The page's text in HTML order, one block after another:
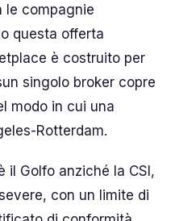
le compagnie
questa offerta
è costruito per
singolo broker copre
modo in cui una
Rotterdam.
il Golfo anziché la CSI,
con un limite di